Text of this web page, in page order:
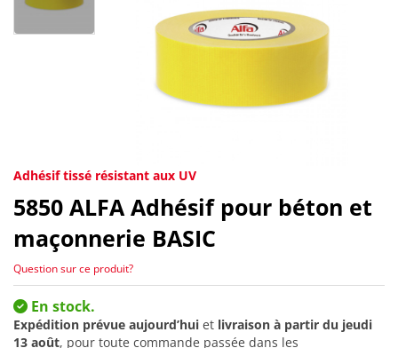
Adhésif tissé résistant aux UV
5850 ALFA Adhésif pour béton et
maçonnerie BASIC
Question sur ce produit?
En stock.
Expédition prévue aujourd’hui et livraison à partir du jeudi
13 août, pour toute commande passée dans les